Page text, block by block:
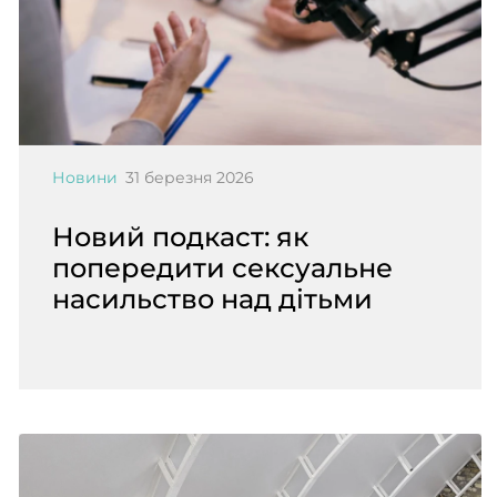
Новий подкаст: як
попередити сексуальне
насильство над дітьми
Новини 31 березня 2026